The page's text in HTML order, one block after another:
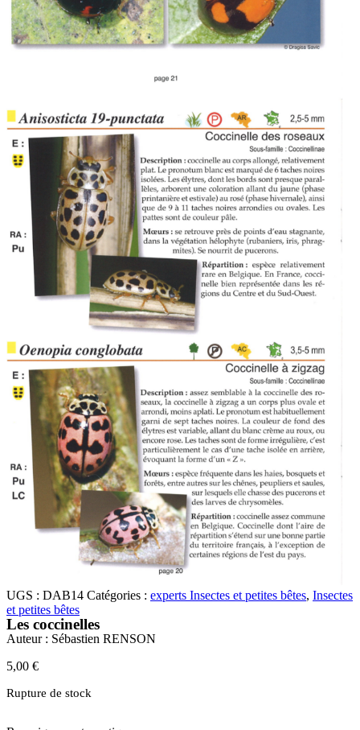
UGS : DAB14 Catégories : experts Insectes et petites bêtes, Insectes
et petites bêtes
Les coccinelles
Auteur : Sébastien RENSON
5,00 €
Rupture de stock